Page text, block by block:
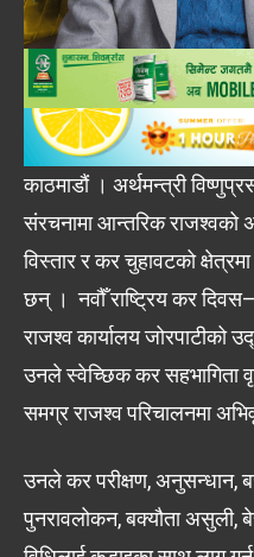
काठमाडौं । अर्थमन्त्री
संरचनामा आन्तरिक राजश्वको
विस्तार र कर चुहावटको
छन् । नवौँ राष्ट्रिय कर
राजश्व कार्यालय जोरपाटीको
उनले स्वेच्छिक कर सहभागिता
समग्र राजश्व परिचालनमा
उनले कर परीक्षण, अनुसन्धान,
पुनरावलोकन, बक्यौता असुली,